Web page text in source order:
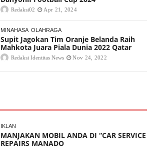
Redaksi02 Apr 21, 2024
MINAHASA OLAHRAGA
Supit Jagokan Tim Oranje Belanda Raih
Mahkota Juara Piala Dunia 2022 Qatar
Redaksi Identitas News Nov 24, 2022
IKLAN
MANJAKAN MOBIL ANDA DI “CAR SERVICE
REPAIRS MANADO